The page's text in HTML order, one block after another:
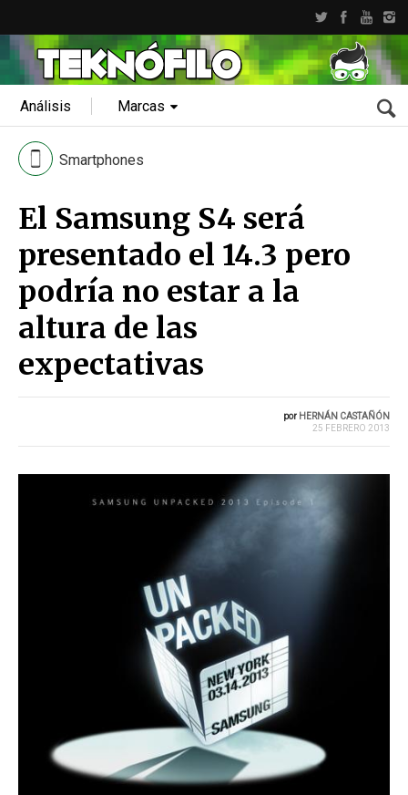
Análisis Marcas
Smartphones
El Samsung S4 será
presentado el 14.3 pero
podría no estar a la
altura de las
expectativas
por HERNÁN CASTAÑÓN
25 FEBRERO 2013